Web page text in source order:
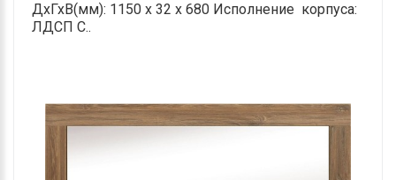
ДхГхВ(мм): 1150 х 32 х 680 Исполнение корпуса:
ЛДСП С..